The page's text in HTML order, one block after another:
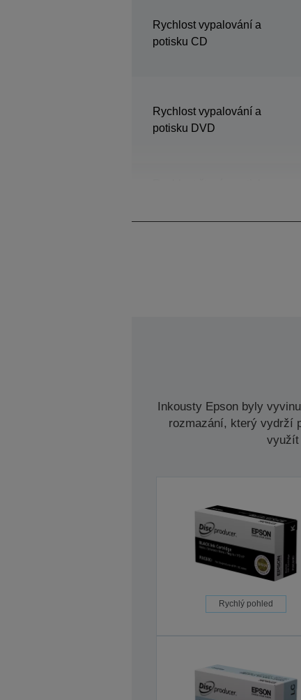
Rychlost vypalování a
potisku CD
Rychlost vypalování a
potisku DVD
Inkousty Epson byly
rozmazání, který vydrží
využít
Rychlý pohled